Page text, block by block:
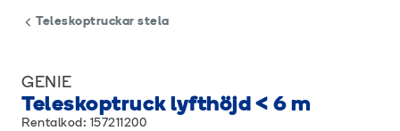
Teleskoptruckar stela
GENIE
Teleskoptruck lyfthöjd < 6 m
Rentalkod: 157211200